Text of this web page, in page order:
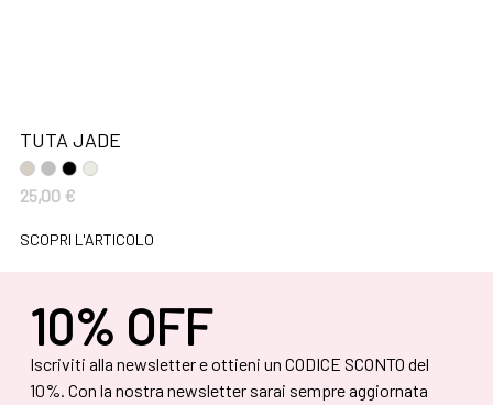
TUTA JADE
25,00 €
SCOPRI L'ARTICOLO
10% OFF
Iscriviti alla newsletter e ottieni un CODICE SCONTO del
10%. Con la nostra newsletter sarai sempre aggiornata